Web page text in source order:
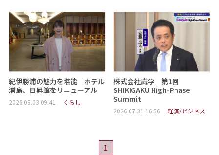
紀伊勝浦の魅力を堪能 ホテル
浦島、日昇館をリニューアル
2026.08.03 09:41 くらし
株式会社識学 第1回
SHIKIGAKU High-Phase
Summit
2026.07.31 16:56 経済/ビジネス
1